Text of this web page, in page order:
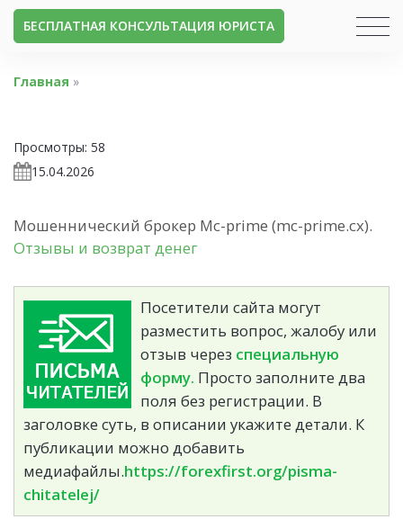
БЕСПЛАТНАЯ КОНСУЛЬТАЦИЯ ЮРИСТА
Главная »
Просмотры: 58
15.04.2026
Мошеннический брокер Mc-prime (mc-prime.cx).
Отзывы и возврат денег
Посетители сайта могут
разместить вопрос, жалобу или
отзыв через специальную
форму. Просто заполните два
поля без регистрации. В
заголовке суть, в описании укажите детали. К
публикации можно добавить
медиафайлы.https://forexfirst.org/pisma-
chitatelej/